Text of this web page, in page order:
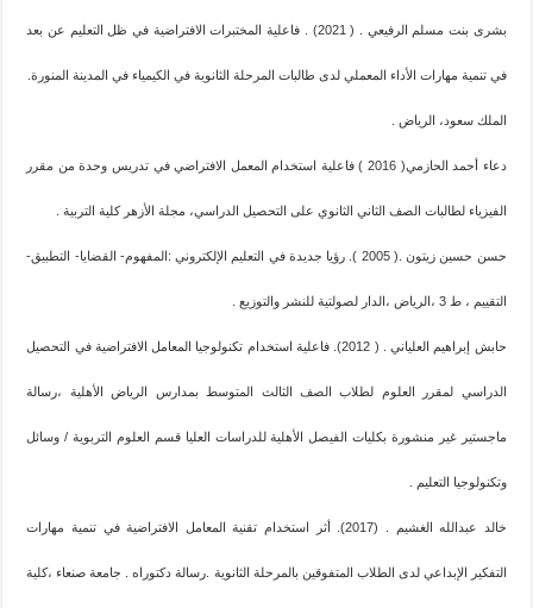
بشرى بنت مسلم الرفيعي . ( 2021) . فاعلية المختبرات الافتراضية في ظل التعليم عن بعد
في تنمية مهارات الأداء المعملي لدى طالبات المرحلة الثانوية في الكيمياء في المدينة المنورة.
الملك سعود، الرياض .
دعاء أحمد الحازمي( 2016 ) فاعلية استخدام المعمل الافتراضي في تدريس وحدة من مقرر
الفيزياء لطالبات الصف الثاني الثانوي على التحصيل الدراسي، مجلة الأزهر كلية التربية .
حسن حسين زيتون .( 2005 ). رؤيا جديدة في التعليم الإلكتروني :المفهوم- القضايا- التطبيق-
التقييم ، ط 3 ،الرياض ،الدار لصولتية للنشر والتوزيع .
حابش إبراهيم العلياني . ( 2012). فاعلية استخدام تكنولوجيا المعامل الافتراضية في التحصيل
الدراسي لمقرر العلوم لطلاب الصف الثالث المتوسط بمدارس الرياض الأهلية ،رسالة
ماجستير غير منشورة بكليات الفيصل الأهلية للدراسات العليا قسم العلوم التربوية / وسائل
وتكنولوجيا التعليم .
خالد عبدالله الغشيم . (2017). أثر استخدام تقنية المعامل الافتراضية في تنمية مهارات
التفكير الإبداعي لدى الطلاب المتفوقين بالمرحلة الثانوية .رسالة دكتوراه . جامعة صنعاء ،كلية